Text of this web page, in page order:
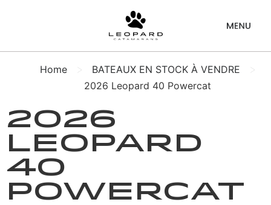
Home > BATEAUX EN STOCK À VENDRE >
2026 Leopard 40 Powercat
2026
Leopard
40
Powercat